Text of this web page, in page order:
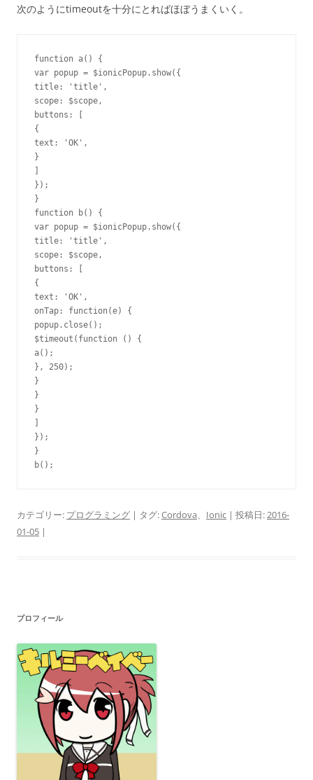
次のようにtimeoutを十分にとればほぼうまくいく。
function a() {
var popup = $ionicPopup.show( {
title:
'title' ,
scope: $scope,
buttons:
[
{
text:
'OK'
}
]
}
}
function b() {
var popup = $ionicPopup.show( {
title:
'title' ,
scope: $scope,
buttons:
[
{
text:
'OK' ,
onTap: function(e) {
popup.close();
$timeout( function () {
}
}
}
}
]
}
}
カテゴリー: プログラミング | タグ:Cordova、 Ionic | 投稿日:2016-
01-05 |
プロフィール